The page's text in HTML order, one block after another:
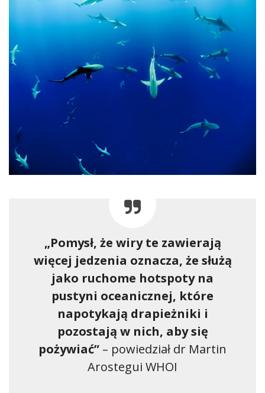
„Pomysł, że wiry te zawierają
więcej jedzenia oznacza, że służą
jako ruchome hotspoty na
pustyni oceanicznej, które
napotykają drapieżniki i
pozostają w nich, aby się
pożywiać” – powiedział dr Martin
Arostegui WHOI